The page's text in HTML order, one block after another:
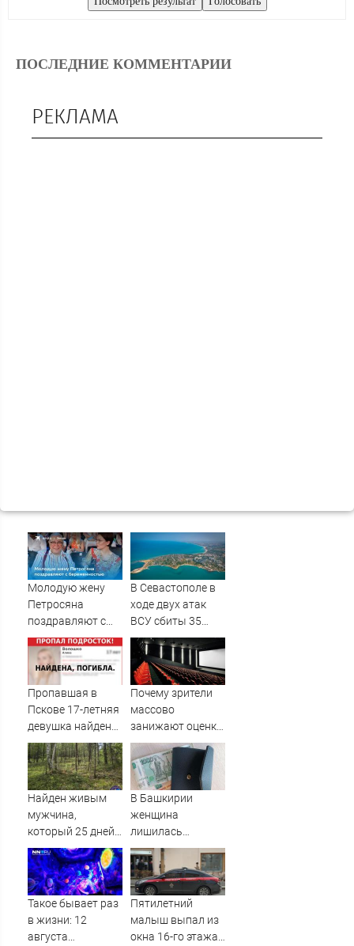
ПОСЛЕДНИЕ КОММЕНТАРИИ
РЕКЛАМА
Молодую жену
Петросяна
поздравляют с
беременностью
В Севастополе в
ходе двух атак
ВСУ сбиты 35
беспилотников -
Новости на
Вести.ru
Пропавшая в
Пскове 17-летняя
девушка найдена
мертвой
Почему зрители
массово
занижают оценки
новому "Колобку"
Найден живым
мужчина,
который 25 дней
блуждал по тайге
(ФОТО)
В Башкирии
женщина
лишилась
квартиры и
сбережений из-за
криптомошенников
Такое бывает раз
в жизни: 12
августа
Пятилетний
малыш выпал из
окна 16-го этажа